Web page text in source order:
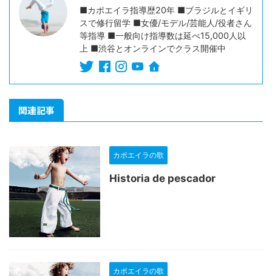
■カポエイラ指導歴20年 ■ブラジルとイギリ
スで修行留学 ■女優/モデル/芸能人/役者さん
等指導 ■一般向け指導数は延べ15,000人以
上 ■渋谷とオンラインでクラス開催中
関連記事
カポエイラの歌
Historia de pescador
カポエイラの歌